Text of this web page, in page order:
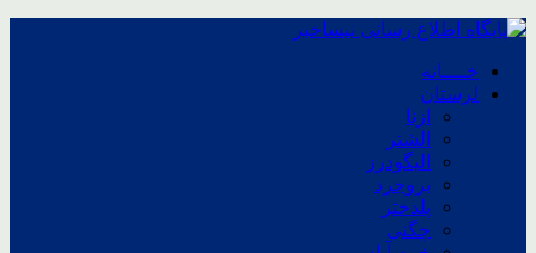
خــــانه
لرستان
ازنا
الشتر
الیگودرز
بروجرد
پلدختر
چگنی